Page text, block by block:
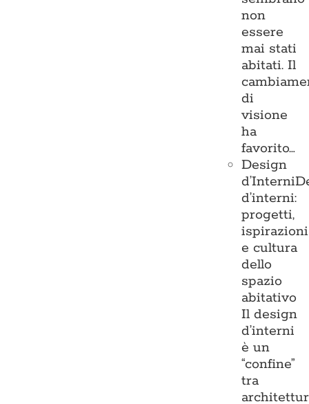
non
essere
mai stati
abitati. Il
di
visione
ha
favorito…
Design
d’Interni
d’interni:
progetti,
ispirazioni
e cultura
dello
spazio
abitativo
Il design
d’interni
è un
“confine”
tra